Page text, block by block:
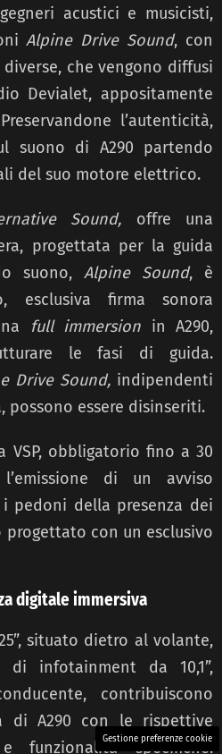
acustici e musicisti,
Alpine Drive Sound, con
che vengono diffusi
Devialet, appositamente
l’autenticità,
suono di A290 partendo
del suo motore elettrico.
Sound, offre una
progettata per la guida
suono, Alpine Sound, è
esclusiva firma sonora
full immersion in A290,
le fasi di guida.
Drive Sound, indipendenti
possono essere disinseriti.
VSP, obbligatorio fino a 30
di un avviso
pedoni della presenza dei
con un esclusivo
digitale immersiva
situato dietro al volante,
infotainment da 10,1”,
contribuiscono
di A290 con le rispettive
funzionalità specifiche.
Gestione preferenze cookie